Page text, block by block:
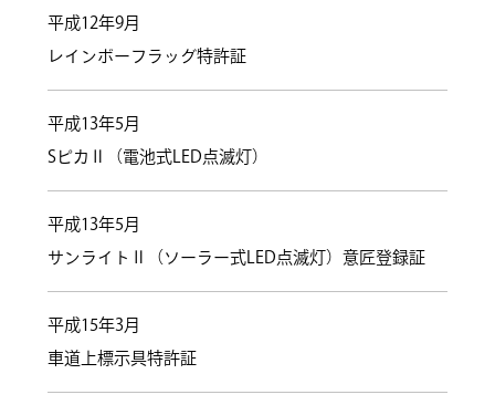
平成12年9月
レインボーフラッグ特許証
平成13年5月
SピカⅡ（電池式LED点滅灯）
平成13年5月
サンライトⅡ（ソーラー式LED点滅灯）意匠登録証
平成15年3月
車道上標示具特許証